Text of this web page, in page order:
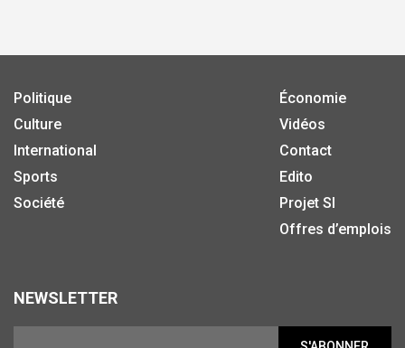
Politique
Culture
International
Sports
Société
Économie
Vidéos
Contact
Edito
Projet SI
Offres d’emplois
NEWSLETTER